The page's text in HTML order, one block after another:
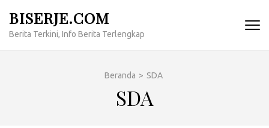
konten
BISERJE.COM
Berita Terkini, Info Berita Terlengkap
Beranda > SDA
SDA